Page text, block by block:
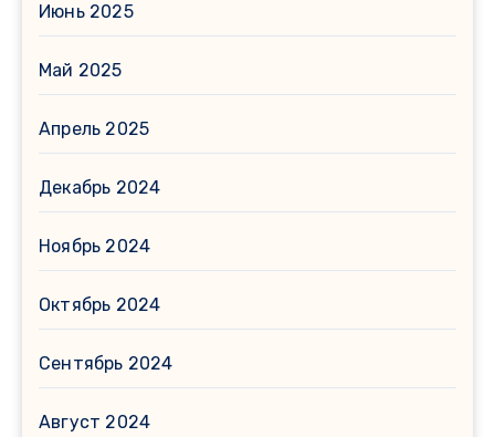
Июнь 2025
Май 2025
Апрель 2025
Декабрь 2024
Ноябрь 2024
Октябрь 2024
Сентябрь 2024
Август 2024